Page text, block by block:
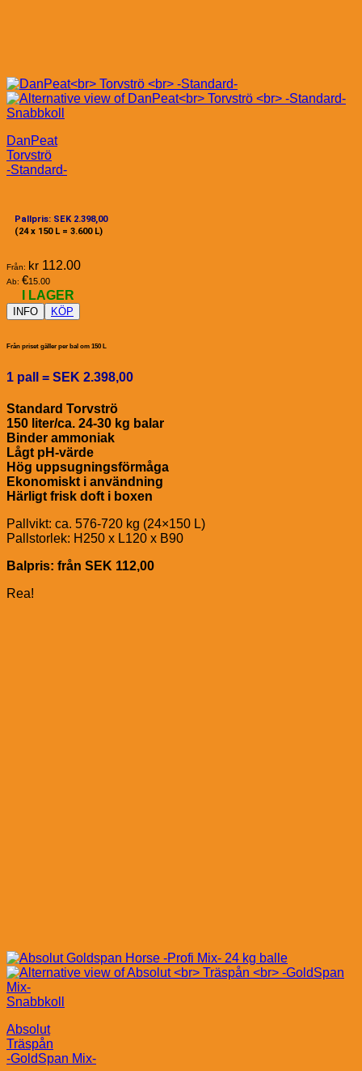
Snabbkoll
DanPeat
Torvströ
-Standard-
Pallpris: SEK 2.398,00
(24 x 150 L = 3.600 L)
Från: kr 112.00
Ab: €15.00
I LAGER
INFO KÖP
Från priset gäller per bal om 150 L
1 pall = SEK 2.398,00
Standard Torvströ
150 liter/ca. 24-30 kg balar
Binder ammoniak
Lågt pH-värde
Hög uppsugningsförmåga
Ekonomiskt i användning
Härligt frisk doft i boxen
Pallvikt: ca. 576-720 kg (24×150 L)
Pallstorlek: H250 x L120 x B90
Balpris: från SEK 112,00
Rea!
Snabbkoll
Absolut
Träspån
-GoldSpan Mix-